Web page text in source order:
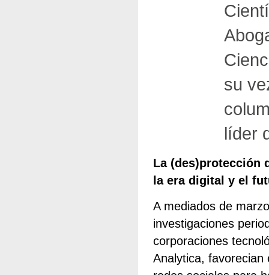
su
líder
La (des)protección
la era digital y el
A mediados de
investigaciones
corporaciones
Analytica, favorecian